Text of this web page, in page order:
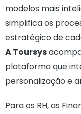
modelos mais
simplifica os
estratégico de
A Toursys
plataforma que
personalização e
Para os RH, as